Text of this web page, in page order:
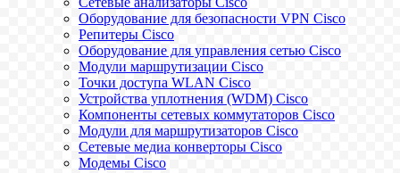
Оборудование для безопасности VPN Cisco
Репитеры Cisco
Оборудование для управления сетью Cisco
Модули маршрутизации Cisco
Точки доступа WLAN Cisco
Устройства уплотнения (WDM) Cisco
Компоненты сетевых коммутаторов Cisco
Модули для маршрутизаторов Cisco
Сетевые медиа конверторы Cisco
Модемы Cisco